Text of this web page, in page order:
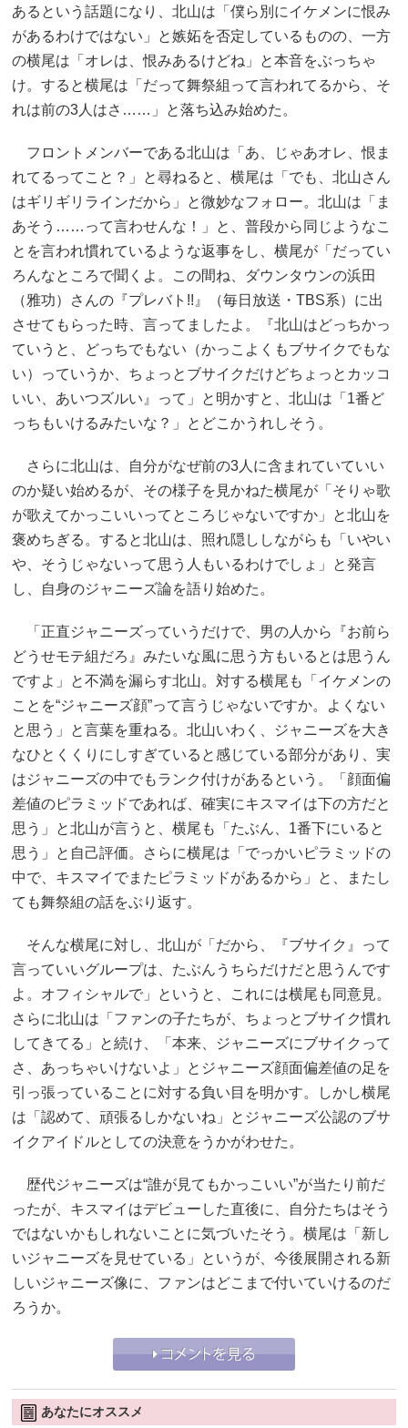
あるという話題になり、北山は「僕ら別にイケメンに恨み
があるわけではない」と嫉妬を否定しているものの、一方
の横尾は「オレは、恨みあるけどね」と本音をぶっちゃ
け。すると横尾は「だって舞祭組って言われてるから、そ
れは前の3人はさ……」と落ち込み始めた。
フロントメンバーである北山は「あ、じゃあオレ、恨ま
れてるってこと？」と尋ねると、横尾は「でも、北山さん
はギリギリラインだから」と微妙なフォロー。北山は「ま
あそう……って言わせんな！」と、普段から同じようなこ
とを言われ慣れているような返事をし、横尾が「だってい
ろんなところで聞くよ。この間ね、ダウンタウンの浜田
（雅功）さんの『プレバト!!』（毎日放送・TBS系）に出
させてもらった時、言ってましたよ。『北山はどっちかっ
ていうと、どっちでもない（かっこよくもブサイクでもな
い）っていうか、ちょっとブサイクだけどちょっとカッコ
いい、あいつズルい』って」と明かすと、北山は「1番ど
っちもいけるみたいな？」とどこかうれしそう。
さらに北山は、自分がなぜ前の3人に含まれていていい
のか疑い始めるが、その様子を見かねた横尾が「そりゃ歌
が歌えてかっこいいってところじゃないですか」と北山を
褒めちぎる。すると北山は、照れ隠ししながらも「いやい
や、そうじゃないって思う人もいるわけでしょ」と発言
し、自身のジャニーズ論を語り始めた。
「正直ジャニーズっていうだけで、男の人から『お前ら
どうせモテ組だろ』みたいな風に思う方もいるとは思うん
ですよ」と不満を漏らす北山。対する横尾も「イケメンの
ことを“ジャニーズ顔”って言うじゃないですか。よくない
と思う」と言葉を重ねる。北山いわく、ジャニーズを大き
なひとくくりにしすぎていると感じている部分があり、実
はジャニーズの中でもランク付けがあるという。「顔面偏
差値のピラミッドであれば、確実にキスマイは下の方だと
思う」と北山が言うと、横尾も「たぶん、1番下にいると
思う」と自己評価。さらに横尾は「でっかいピラミッドの
中で、キスマイでまたピラミッドがあるから」と、またし
ても舞祭組の話をぶり返す。
そんな横尾に対し、北山が「だから、『ブサイク』って
言っていいグループは、たぶんうちらだけだと思うんです
よ。オフィシャルで」というと、これには横尾も同意見。
さらに北山は「ファンの子たちが、ちょっとブサイク慣れ
してきてる」と続け、「本来、ジャニーズにブサイクって
さ、あっちゃいけないよ」とジャニーズ顔面偏差値の足を
引っ張っていることに対する負い目を明かす。しかし横尾
は「認めて、頑張るしかないね」とジャニーズ公認のブサ
イクアイドルとしての決意をうかがわせた。
歴代ジャニーズは“誰が見てもかっこいい”が当たり前だ
ったが、キスマイはデビューした直後に、自分たちはそう
ではないかもしれないことに気づいたそう。横尾は「新し
いジャニーズを見せている」というが、今後展開される新
しいジャニーズ像に、ファンはどこまで付いていけるのだ
ろうか。
あなたにオススメ